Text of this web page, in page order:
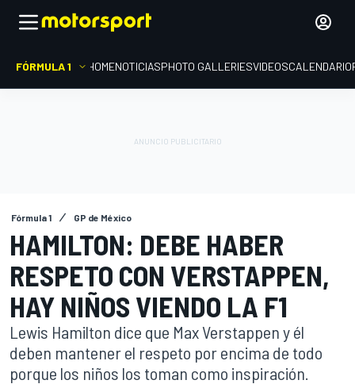
FÓRMULA 1 HOMENOTICIASPHOTO GALLERIESVIDEOSCALENDARIO
Fórmula 1 GP de México
HAMILTON: DEBE HABER
RESPETO CON VERSTAPPEN,
HAY NIÑOS VIENDO LA F1
Lewis Hamilton dice que Max Verstappen y él
deben mantener el respeto por encima de todo
porque los niños los toman como inspiración.